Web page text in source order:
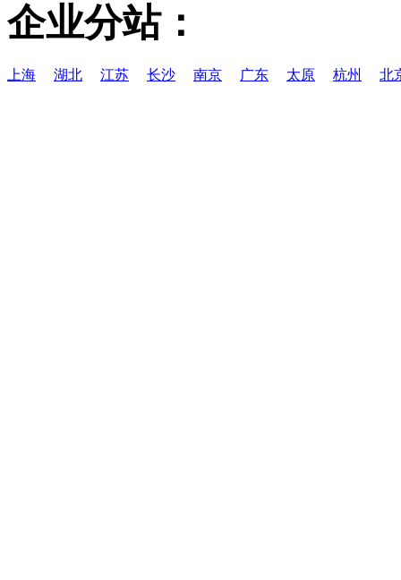
企业分站：
上海 湖北 江苏 长沙 南京 广东 太原 杭州 北